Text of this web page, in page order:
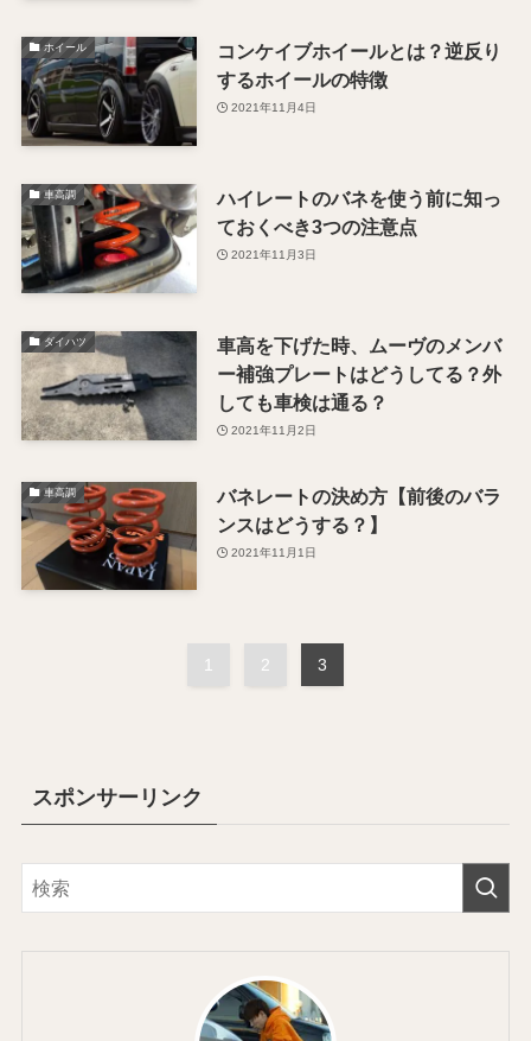
ホイール
コンケイブホイールとは？逆反り
するホイールの特徴
2021年11月4日
車高調
ハイレートのバネを使う前に知っ
ておくべき3つの注意点
2021年11月3日
ダイハツ
車高を下げた時、ムーヴのメンバ
ー補強プレートはどうしてる？外
しても車検は通る？
2021年11月2日
車高調
バネレートの決め方【前後のバラ
ンスはどうする？】
2021年11月1日
1 2 3
スポンサーリンク